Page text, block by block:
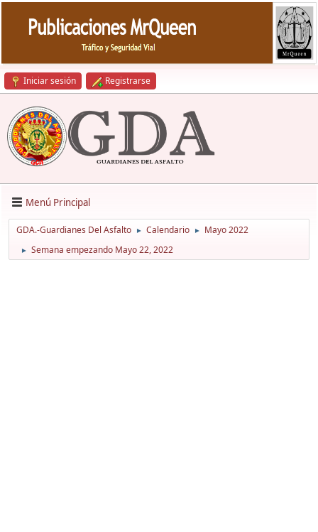
Iniciar sesión Registrarse
Menú Principal
GDA.-Guardianes Del Asfalto ► Calendario ► Mayo 2022
► Semana empezando Mayo 22, 2022